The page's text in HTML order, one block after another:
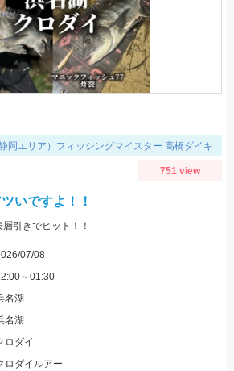
岡エリア）フィッシングマイスター 高橋ダイキ
751 view
いですよ！！
引きでヒット！！
07/08
～01:30
名湖
名湖
ロダイ
ロダイルアー